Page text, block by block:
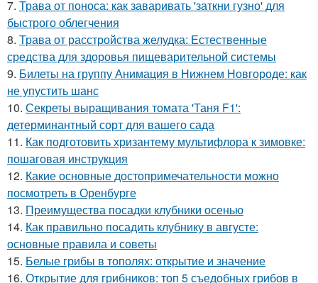
7. Трава от поноса: как заваривать 'заткни гузно' для
быстрого облегчения
8. Трава от расстройства желудка: Естественные
средства для здоровья пищеварительной системы
9. Билеты на группу Анимация в Нижнем Новгороде: как
не упустить шанс
10. Секреты выращивания томата 'Таня F1':
детерминантный сорт для вашего сада
11. Как подготовить хризантему мультифлора к зимовке:
пошаговая инструкция
12. Какие основные достопримечательности можно
посмотреть в Оренбурге
13. Преимущества посадки клубники осенью
14. Как правильно посадить клубнику в августе:
основные правила и советы
15. Белые грибы в тополях: открытие и значение
16. Открытие для грибников: топ 5 съедобных грибов в